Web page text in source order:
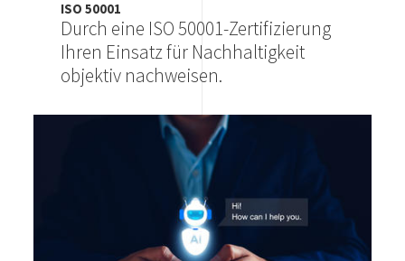
ISO 50001
Durch eine ISO 50001-Zertifizierung
Ihren Einsatz für Nachhaltigkeit
objektiv nachweisen.